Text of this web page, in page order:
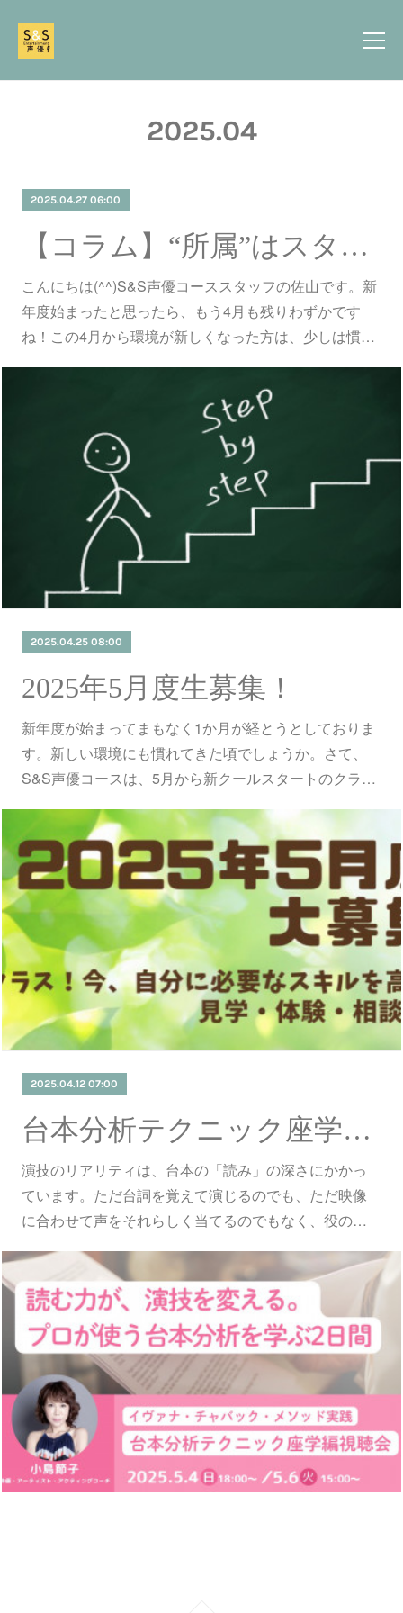
2025.04
2025.04.27 06:00
【コラム】“所属”はスタートライン。
こんにちは(^^)S&S声優コーススタッフの佐山です。新
年度始まったと思ったら、もう4月も残りわずかです
ね！この4月から環境が新しくなった方は、少しは慣…
2025.04.25 08:00
2025年5月度生募集！
新年度が始まってまもなく1か月が経とうとしておりま
す。新しい環境にも慣れてきた頃でしょうか。さて、
S&S声優コースは、5月から新クールスタートのクラ…
2025.04.12 07:00
台本分析テクニック座学編録画視聴会 再開催！
演技のリアリティは、台本の「読み」の深さにかかっ
ています。ただ台詞を覚えて演じるのでも、ただ映像
に合わせて声をそれらしく当てるのでもなく、役の…